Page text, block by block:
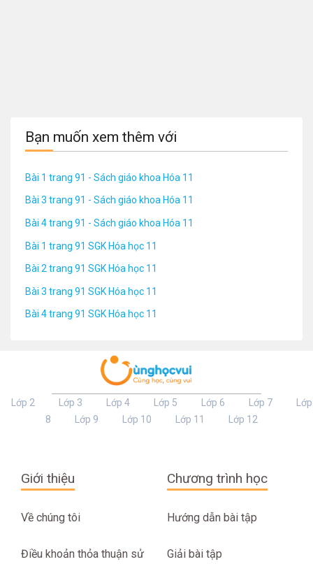
Bạn muốn xem thêm với
Bài 1 trang 91 - Sách giáo khoa Hóa 11
Bài 3 trang 91 - Sách giáo khoa Hóa 11
Bài 4 trang 91 - Sách giáo khoa Hóa 11
Bài 1 trang 91 SGK Hóa học 11
Bài 2 trang 91 SGK Hóa học 11
Bài 3 trang 91 SGK Hóa học 11
Bài 4 trang 91 SGK Hóa học 11
Lớp 2 Lớp 3 Lớp 4 Lớp 5 Lớp 6 Lớp 7
Lớp
8
Lớp 9 Lớp 10 Lớp 11 Lớp 12
Giới thiệu
Về chúng tôi
Điều khoản thỏa thuận sử
Chương trình học
Hướng dẫn bài tập
Giải bài tập